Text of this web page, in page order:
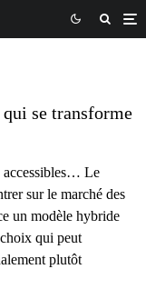
se transforme
accessibles… Le
sur le marché des
un modèle hybride
qui peut
plutôt